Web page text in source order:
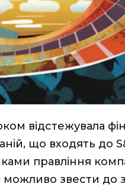
відстежувала
що входять до
правління
можливо звести